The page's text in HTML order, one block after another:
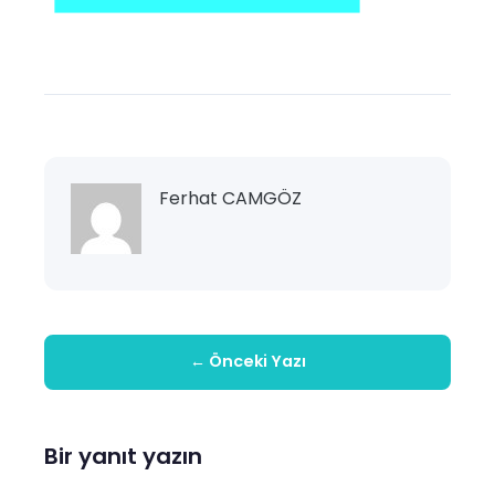
Ferhat CAMGÖZ
← Önceki Yazı
Bir yanıt yazın